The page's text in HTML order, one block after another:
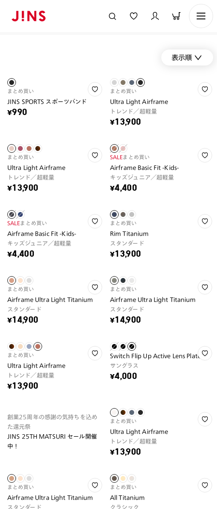
表示順
まとめ買い
JINS SPORTS スポーツバンド
¥990
まとめ買い
Ultra Light Airframe
トレンド／超軽量
¥13,900
まとめ買い
Ultra Light Airframe
トレンド／超軽量
¥13,900
SALEまとめ買い
Airframe Basic Fit -Kids-
キッズジュニア／超軽量
¥4,400
SALEまとめ買い
Airframe Basic Fit -Kids-
キッズジュニア／超軽量
¥4,400
まとめ買い
Rim Titanium
スタンダード
¥13,900
まとめ買い
Airframe Ultra Light Titanium
スタンダード
¥14,900
まとめ買い
Airframe Ultra Light Titanium
スタンダード
¥14,900
まとめ買い
Ultra Light Airframe
トレンド／超軽量
¥13,900
Switch Flip Up Active Lens Plate
サングラス
¥4,000
創業25周年の感謝の気持ちを込め
た還元祭
JINS 25TH MATSURI セール開催
中！
まとめ買い
Ultra Light Airframe
トレンド／超軽量
¥13,900
まとめ買い
Airframe Ultra Light Titanium
スタンダード
まとめ買い
All Titanium
クラシック